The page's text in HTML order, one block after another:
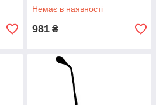
Немає в наявності
981 ₴